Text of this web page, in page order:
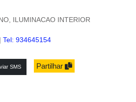
ILUMINACAO INTERIOR
| Tel: 934645154
SMS Partilhar